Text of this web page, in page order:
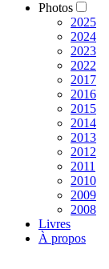
Photos
2025
2024
2023
2022
2017
2016
2015
2014
2013
2012
2011
2010
2009
2008
Livres
À propos